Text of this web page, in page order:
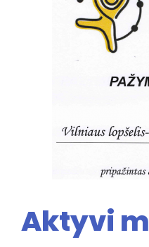
Aktyvi